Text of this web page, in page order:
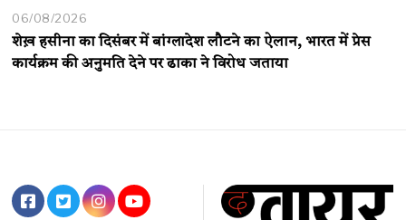
06/08/2026
शेख़ हसीना का दिसंबर में बांग्लादेश लौटने का ऐलान, भारत में प्रेस
कार्यक्रम की अनुमति देने पर ढाका ने विरोध जताया